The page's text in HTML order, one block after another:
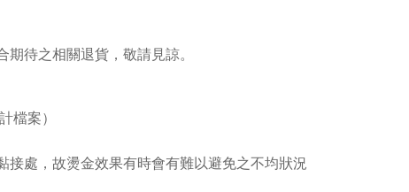
待之相關退貨，敬請見諒。
檔案）
接處，故燙金效果有時會有難以避免之不均狀況